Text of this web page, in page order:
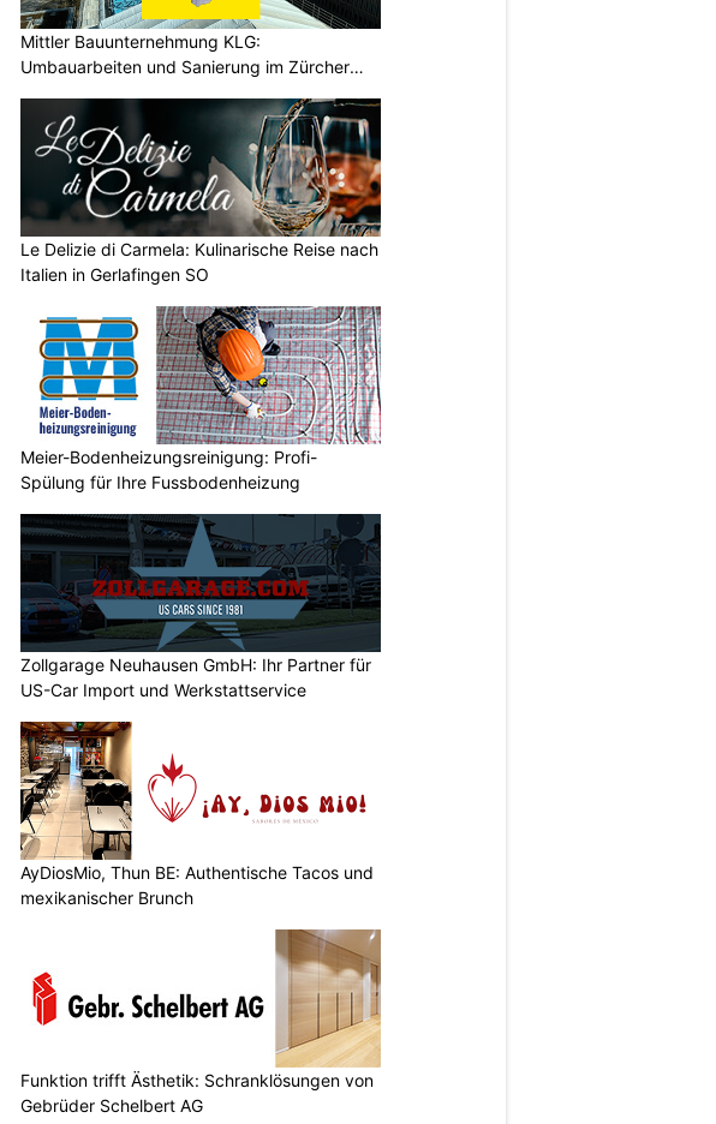
Mittler Bauunternehmung KLG:
Umbauarbeiten und Sanierung im Zürcher
Le Delizie di Carmela: Kulinarische Reise nach
Italien in Gerlafingen SO
Meier-Bodenheizungsreinigung: Profi-
Spülung für Ihre Fussbodenheizung
Zollgarage Neuhausen GmbH: Ihr Partner für
US-Car Import und Werkstattservice
AyDiosMio, Thun BE: Authentische Tacos und
mexikanischer Brunch
Funktion trifft Ästhetik: Schranklösungen von
Gebrüder Schelbert AG